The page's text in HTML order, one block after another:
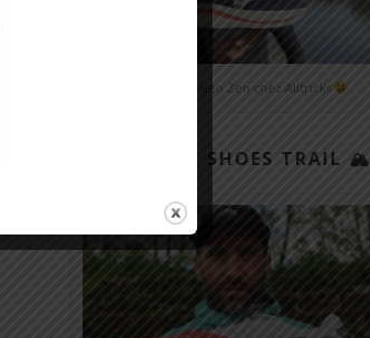
Mizuno Neo Zen chez Alltricks
TOP 3 SHOES TRAIL 🏔